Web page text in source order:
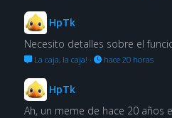
HpTk
Necesito detalles sobre el
La caja, la caja! · hace 20 horas
HpTk
Ah, un meme de hace 20 años